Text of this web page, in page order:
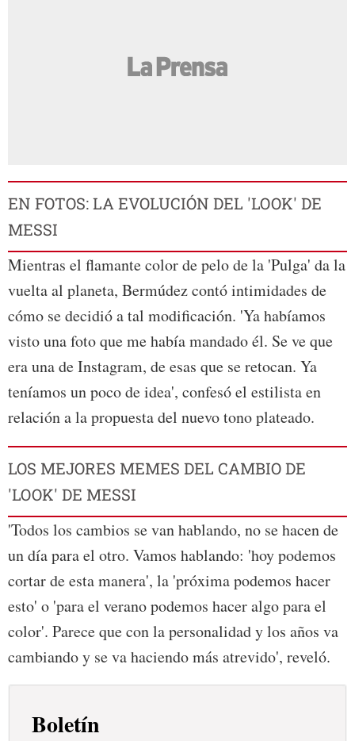
EN FOTOS: LA EVOLUCIÓN DEL 'LOOK' DE
MESSI
Mientras el flamante color de pelo de la 'Pulga' da la
vuelta al planeta, Bermúdez contó intimidades de
cómo se decidió a tal modificación. 'Ya habíamos
visto una foto que me había mandado él. Se ve que
era una de Instagram, de esas que se retocan. Ya
teníamos un poco de idea', confesó el estilista en
relación a la propuesta del nuevo tono plateado.
LOS MEJORES MEMES DEL CAMBIO DE
'LOOK' DE MESSI
'Todos los cambios se van hablando, no se hacen de
un día para el otro. Vamos hablando: 'hoy podemos
cortar de esta manera', la 'próxima podemos hacer
esto' o 'para el verano podemos hacer algo para el
color'. Parece que con la personalidad y los años va
cambiando y se va haciendo más atrevido', reveló.
Boletín